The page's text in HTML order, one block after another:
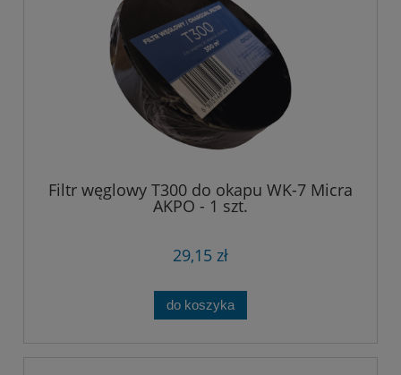
Filtr węglowy T300 do okapu WK-7 Micra
AKPO - 1 szt.
29,15 zł
do koszyka